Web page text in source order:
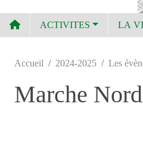
ACTIVITES LA
Accueil 2024-2025 Les
Marche